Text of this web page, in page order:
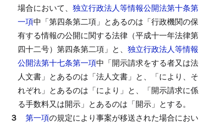
場合において、 独立行政法人等情報公開法第十条第
一項中「第四条第二項」とあるのは「行政機関の保
有する情報の公開に関する法律（平成十一年法律第
四十二号）第四条第二項」と、 独立行政法人等情報
公開法第十七条第一項中「開示請求をする者又は法
人文書」とあるのは「法人文書」と、「により、そ
れぞれ」とあるのは「により」と、「開示請求に係
る手数料又は開示」とあるのは「開示」とする。
３ 第一項の規定により事案が移送された場合におい